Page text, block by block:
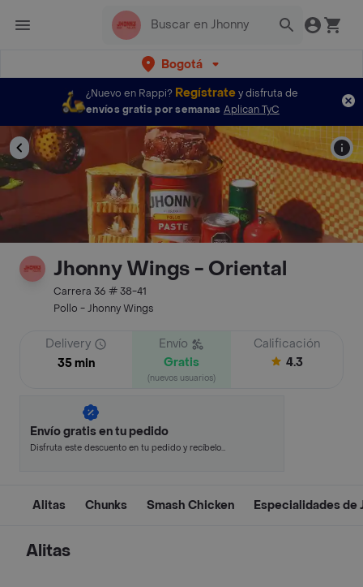
Bogotá
¿Nuevo en Rappi? Regístratey disfruta de
envíos gratis por semanas Aplican TyC
Jhonny Wings - Oriental
Carrera 36 # 38-41
Pollo - Jhonny Wings
Delivery
35 min
Envío
Gratis
(nuevos usuarios)
Calificación
4.3
Envío gratis en tu pedido
Disfruta este descuento en tu pedido y recíbelo
Alitas Chunks Smash Chicken Especialidades de
Alitas